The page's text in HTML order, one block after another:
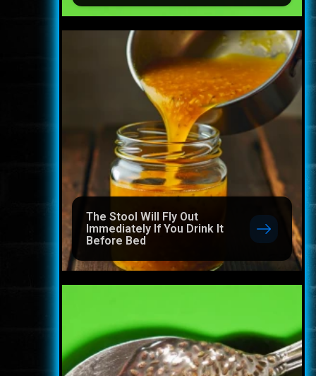
The Stool Will Fly Out
Immediately If You Drink It
Before Bed